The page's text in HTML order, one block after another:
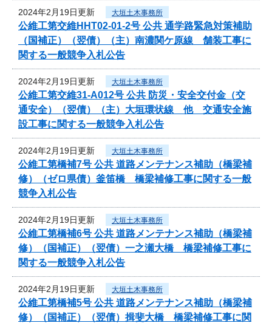
2024年2月19日更新 大垣土木事務所
公維工第交維HHT02-01-2号 公共 通学路緊急対策補助
（国補正）（翌債）（主）南濃関ケ原線 舗装工事に
関する一般競争入札公告
2024年2月19日更新 大垣土木事務所
公維工第交維31-A012号 公共 防災・安全交付金（交
通安全）（翌債）（主）大垣環状線 他 交通安全施
設工事に関する一般競争入札公告
2024年2月19日更新 大垣土木事務所
公維工第橋補7号 公共 道路メンテナンス補助（橋梁補
修）（ゼロ県債）釜笛橋 橋梁補修工事に関する一般
競争入札公告
2024年2月19日更新 大垣土木事務所
公維工第橋補6号 公共 道路メンテナンス補助（橋梁補
修）（国補正）（翌債）一之瀬大橋 橋梁補修工事に
関する一般競争入札公告
2024年2月19日更新 大垣土木事務所
公維工第橋補5号 公共 道路メンテナンス補助（橋梁補
修）（国補正）（翌債）揖斐大橋 橋梁補修工事に関